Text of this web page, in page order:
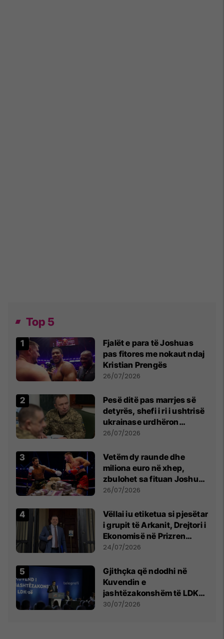
Top 5
Fjalët e para të Joshuas
pas fitores me nokaut ndaj
Kristian Prengës
26/07/2026
Pesë ditë pas marrjes së
detyrës, shefi i ri i ushtrisë
ukrainase urdhëron
kontroll të madh
26/07/2026
Vetëm dy raunde dhe
miliona euro në xhep,
zbulohet sa fituan Joshua
e Prenga
26/07/2026
Vëllai iu etiketua si pjesëtar
i grupit të Arkanit, Drejtori i
Ekonomisë në Prizren
mohon pretendimet
24/07/2026
Gjithçka që ndodhi në
Kuvendin e
jashtëzakonshëm të LDK-
së
30/07/2026